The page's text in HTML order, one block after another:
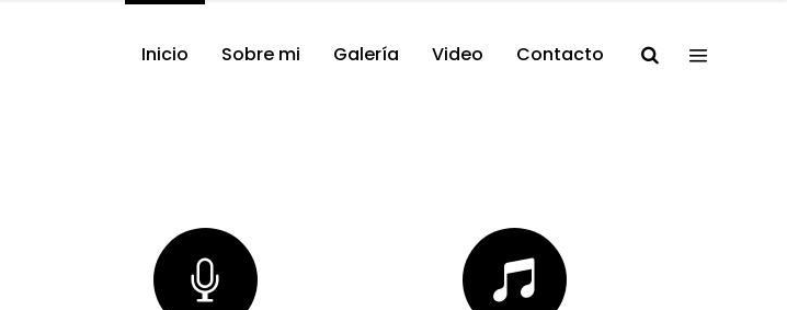
Inicio Sobre mi Galería Video Contacto